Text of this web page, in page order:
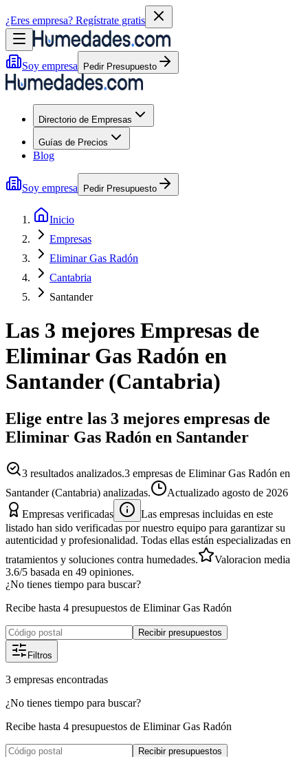
¿Eres empresa? Regístrate gratis
Soy empresa Pedir Presupuesto
Directorio de Empresas
Guías de Precios
Blog
Soy empresa Pedir Presupuesto
Inicio
Empresas
Eliminar Gas Radón
Cantabria
Santander
Las 3 mejores Empresas de
Eliminar Gas Radón en
Santander(Cantabria)
Elige entre las 3 mejores empresas de
Eliminar Gas Radón en Santander
3 resultados analizados.3 empresas de Eliminar Gas Radón en
Santander (Cantabria) analizadas.
Actualizado agosto de 2026
Empresas verificadas
Las empresas incluidas en este
listado han sido verificadas por nuestro equipo para garantizar su
autenticidad y profesionalidad. Todas ellas están especializadas en
tratamientos y soluciones contra humedades.
Valoracion media
3.6/5 basada en 49 opiniones.
¿No tienes tiempo para buscar?
Recibe hasta 4 presupuestos de Eliminar Gas Radón
Recibir presupuestos
Filtros
3 empresas encontradas
¿No tienes tiempo para buscar?
Recibe hasta 4 presupuestos de Eliminar Gas Radón
Recibir presupuestos